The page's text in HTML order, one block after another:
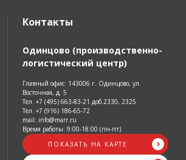
Контакты
Одинцово (производственно-
логистический центр)
Главный офис: 143006 г. Одинцово, ул.
Восточная, д. 5
Тел. +7 (495) 663-83-21 доб.2330, 2325
Тел. +7 (916) 186-65-72
mail: info@marr.ru
Время работы: 9:00-18:00 (пн-пт)
ПОКАЗАТЬ НА КАРТЕ